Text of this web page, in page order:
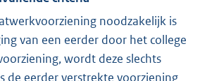
noodzakelijk is
van een eerder door het college
wordt deze slechts
de eerder verstrekte voorziening